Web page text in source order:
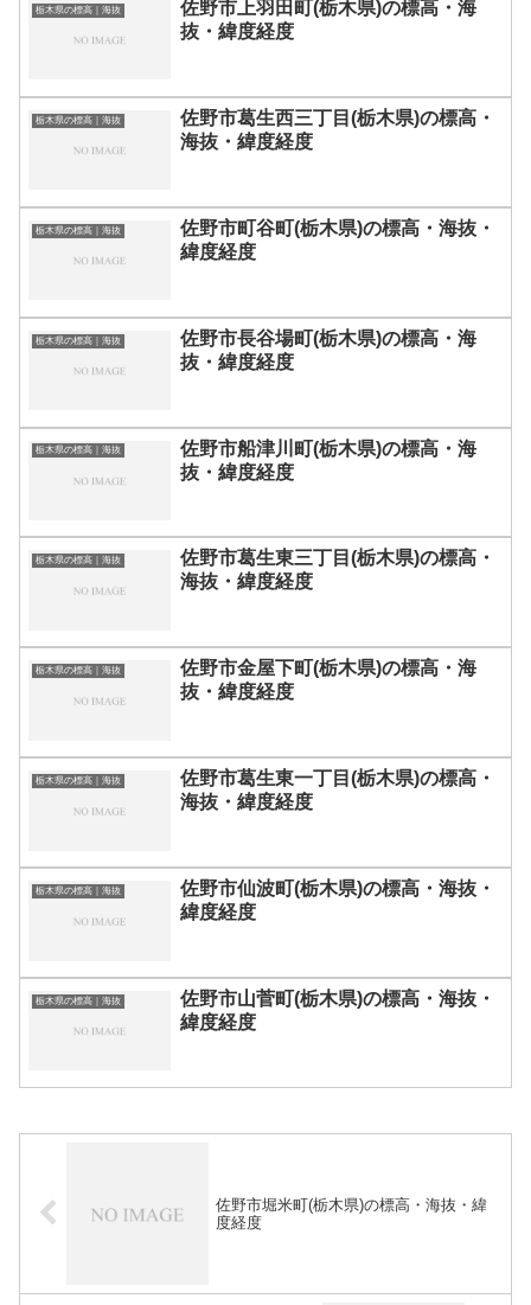
栃木県の標高｜海抜
佐野市上羽田町(栃木県)の標高・海
抜・緯度経度
栃木県の標高｜海抜
佐野市葛生西三丁目(栃木県)の標高・
海抜・緯度経度
栃木県の標高｜海抜
佐野市町谷町(栃木県)の標高・海抜・
緯度経度
栃木県の標高｜海抜
佐野市長谷場町(栃木県)の標高・海
抜・緯度経度
栃木県の標高｜海抜
佐野市船津川町(栃木県)の標高・海
抜・緯度経度
栃木県の標高｜海抜
佐野市葛生東三丁目(栃木県)の標高・
海抜・緯度経度
栃木県の標高｜海抜
佐野市金屋下町(栃木県)の標高・海
抜・緯度経度
栃木県の標高｜海抜
佐野市葛生東一丁目(栃木県)の標高・
海抜・緯度経度
栃木県の標高｜海抜
佐野市仙波町(栃木県)の標高・海抜・
緯度経度
栃木県の標高｜海抜
佐野市山菅町(栃木県)の標高・海抜・
緯度経度
佐野市堀米町(栃木県)の標高・海抜・緯
度経度